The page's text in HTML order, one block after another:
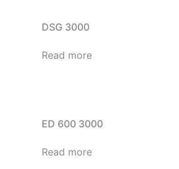
DSG 3000
Read more
ED 600 3000
Read more